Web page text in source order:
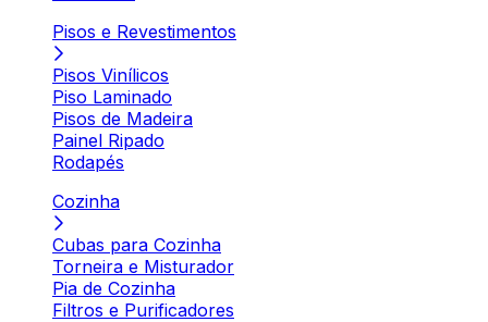
Pisos e Revestimentos
Pisos Vinílicos
Piso Laminado
Pisos de Madeira
Painel Ripado
Rodapés
Cozinha
Cubas para Cozinha
Torneira e Misturador
Pia de Cozinha
Filtros e Purificadores